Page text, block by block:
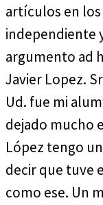
artículos en
independiente
argumento ad
Javier Lopez.
Ud. fue mi
dejado mucho
López tengo
decir que tuve
como ese. Un